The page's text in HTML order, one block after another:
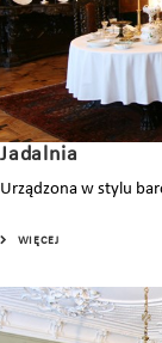
Jadalnia
Urządzona w stylu
WIĘCEJ